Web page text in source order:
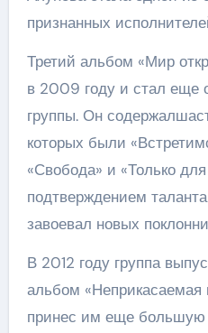
признанных
Третий альбом «Мир
в 2009 году и стал еще
группы. Он
которых были
«Свобода» и «Только
подтверждением
завоевал новых
В 2012 году группа
альбом «Неприкасаемая
принес им еще большую